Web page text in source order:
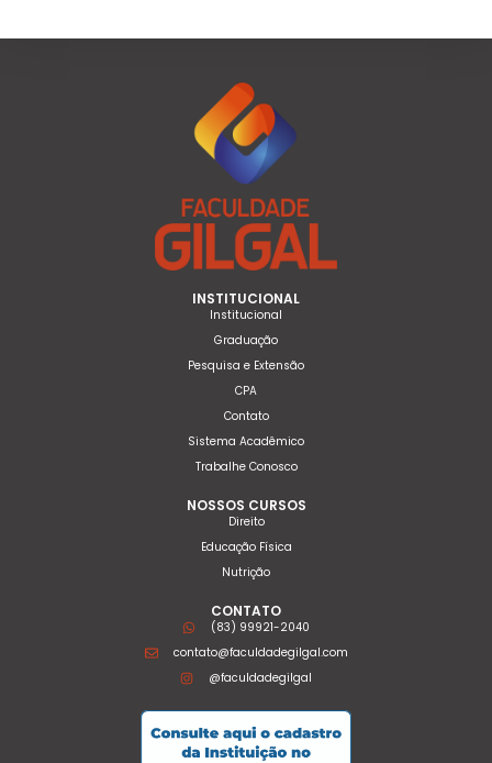
INSTITUCIONAL
Institucional
Graduação
Pesquisa e Extensão
CPA
Contato
Sistema Acadêmico
Trabalhe Conosco
NOSSOS CURSOS
Direito
Educação Física
Nutrição
CONTATO
(83) 99921-2040
contato@faculdadegilgal.com
@faculdadegilgal